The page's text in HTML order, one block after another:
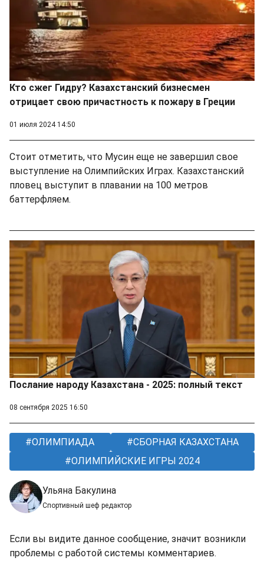
Кто сжег Гидру? Казахстанский бизнесмен
отрицает свою причастность к пожару в Греции
01 июля 2024 14:50
Стоит отметить, что Мусин еще не завершил свое
выступление на Олимпийских Играх. Казахстанский
пловец выступит в плавании на 100 метров
баттерфляем.
Послание народу Казахстана - 2025: полный текст
08 сентября 2025 16:50
ОЛИМПИАДА
СБОРНАЯ КАЗАХСТАНА
OЛИМПИЙСКИЕ ИГРЫ 2024
Ульяна Бакулина
Спортивный шеф редактор
Если вы видите данное сообщение, значит возникли
проблемы с работой системы комментариев.